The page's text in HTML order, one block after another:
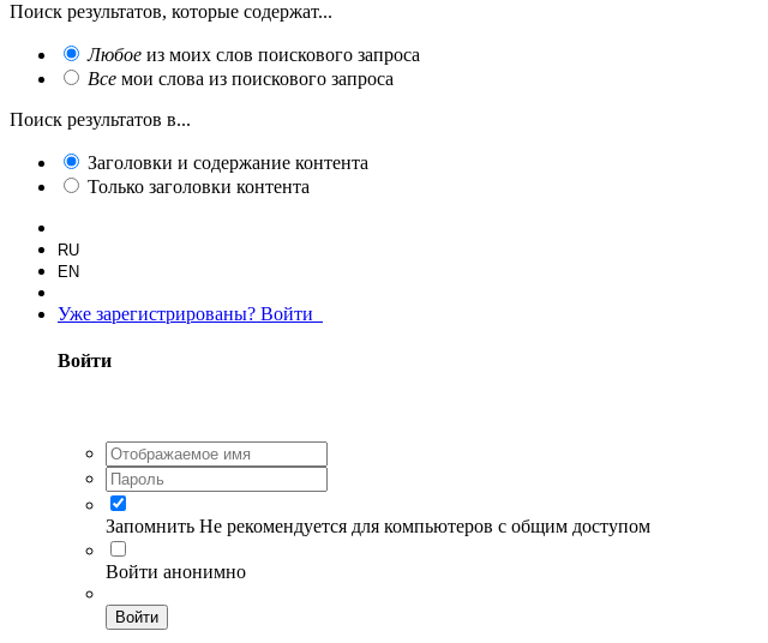
Поиск результатов, которые содержат...
Любое из моих слов поискового запроса
Все мои слова из поискового запроса
Поиск результатов в...
Заголовки и содержание контента
Только заголовки контента
RU
EN
Уже зарегистрированы? Войти
Войти
Запомнить Не рекомендуется для компьютеров с общим доступом
Войти анонимно
Войти